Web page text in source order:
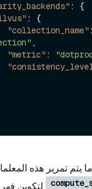
:
{
:
{
"collection_name" :
,
"metric" :
يتم تمرير هذه